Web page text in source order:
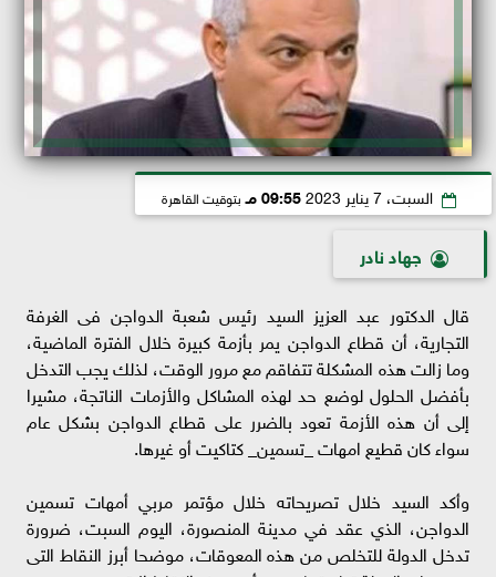
السبت، 7 يناير 2023 09:55 مـ بتوقيت القاهرة
جهاد نادر
قال الدكتور عبد العزيز السيد رئيس شعبة الدواجن فى الغرفة
التجارية، أن قطاع الدواجن يمر بأزمة كبيرة خلال الفترة الماضية،
وما زالت هذه المشكلة تتفاقم مع مرور الوقت، لذلك يجب التدخل
بأفضل الحلول لوضع حد لهذه المشاكل والأزمات الناتجة، مشيرا
إلى أن هذه الأزمة تعود بالضرر على قطاع الدواجن بشكل عام
سواء كان قطيع امهات _تسمين_ كتاكيت أو غيرها.
وأكد السيد خلال تصريحاته خلال مؤتمر مربي أمهات تسمين
الدواجن، الذي عقد في مدينة المنصورة، اليوم السبت، ضرورة
تدخل الدولة للتخلص من هذه المعوقات، موضحا أبرز النقاط التى